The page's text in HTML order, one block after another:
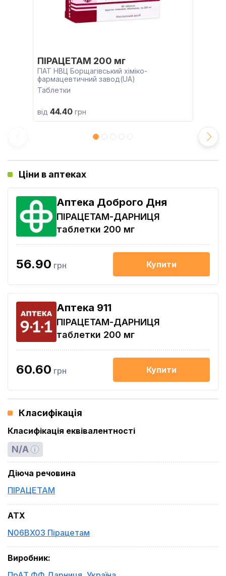
ПІРАЦЕТАМ 200 мг
ПАТ НВЦ Борщагівський хіміко-
фармацевтичний завод(UA)
Таблетки
від 44.40 грн
Ціни в аптеках
Аптека Доброго Дня
ПІРАЦЕТАМ-ДАРНИЦЯ
таблетки 200 мг
56.90 грн Купити
Aптека 911
ПІРАЦЕТАМ-ДАРНИЦЯ
таблетки 200 мг
60.60 грн Купити
Класифікація
Класифікація еквівалентності
N/A
Діюча речовина
ПІРАЦЕТАМ
ATX
N06BX03 Пірацетам
Виробник: